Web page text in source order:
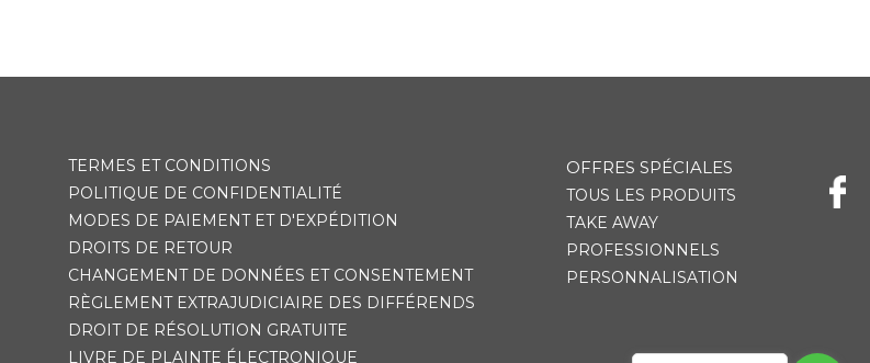
TERMES ET CONDITIONS
POLITIQUE DE CONFIDENTIALITÉ
MODES DE PAIEMENT ET D'EXPÉDITION
DROITS DE RETOUR
CHANGEMENT DE DONNÉES ET CONSENTEMENT
RÈGLEMENT EXTRAJUDICIAIRE DES DIFFÉRENDS
DROIT DE RÉSOLUTION GRATUITE
LIVRE DE PLAINTE ÉLECTRONIQUE
OFFRES SPÉCIALES
TOUS LES PRODUITS
TAKE AWAY
PROFESSIONNELS
PERSONNALISATION